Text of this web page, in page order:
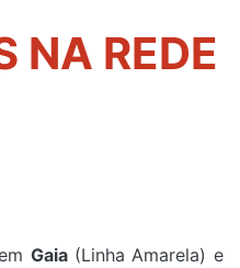
NA REDE
Gaia (Linha Amarela) e